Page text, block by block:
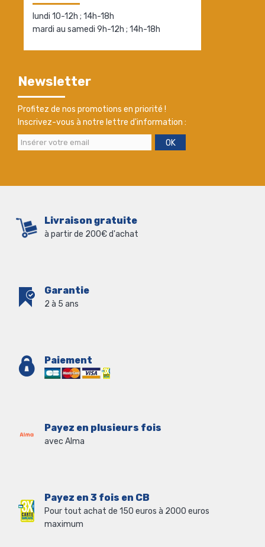
lundi 10-12h ; 14h-18h
mardi au samedi 9h-12h ; 14h-18h
Newsletter
Profitez de nos promotions en priorité !
Inscrivez-vous à notre lettre d'information :
OK
Livraison gratuite
à partir de 200€ d'achat
Garantie
2 à 5 ans
Paiement
Payez en plusieurs fois
avec Alma
Payez en 3 fois en CB
Pour tout achat de 150 euros à 2000 euros
maximum